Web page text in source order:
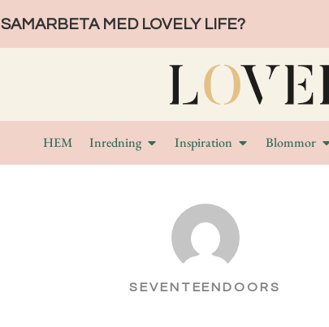
SAMARBETA MED LOVELY LIFE?
HEM Inredning Inspiration Blommor
SEVENTEENDOORS